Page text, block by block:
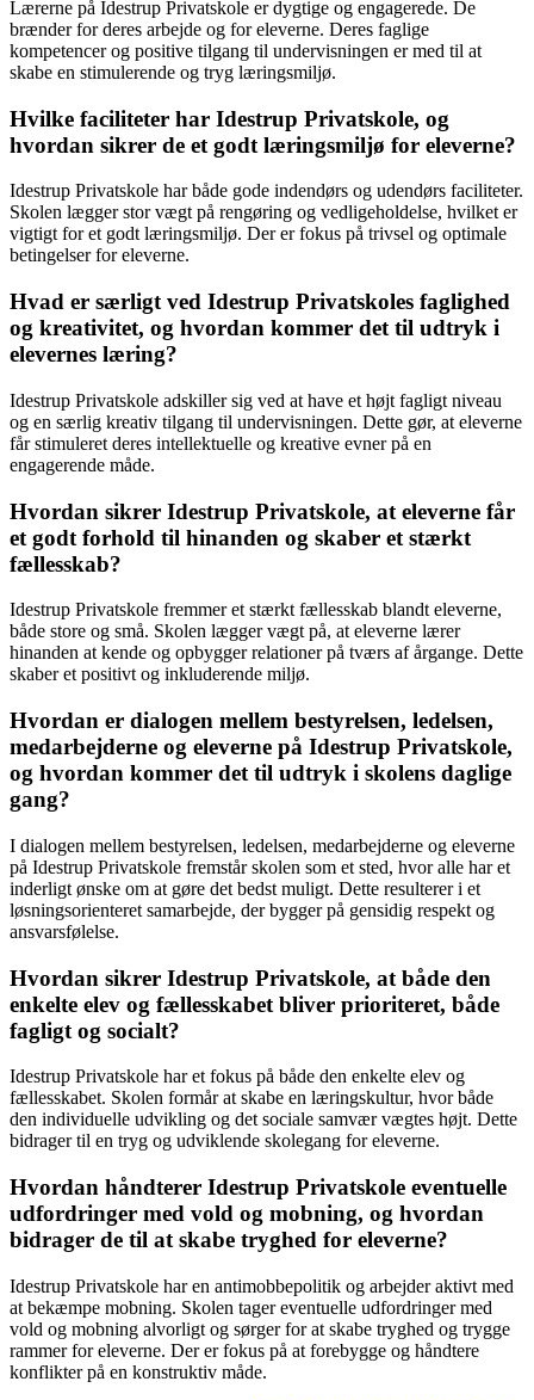
Lærerne på Idestrup Privatskole er dygtige og engagerede. De
brænder for deres arbejde og for eleverne. Deres faglige
kompetencer og positive tilgang til undervisningen er med til at
skabe en stimulerende og tryg læringsmiljø.
Hvilke faciliteter har Idestrup Privatskole, og
hvordan sikrer de et godt læringsmiljø for eleverne?
Idestrup Privatskole har både gode indendørs og udendørs faciliteter.
Skolen lægger stor vægt på rengøring og vedligeholdelse, hvilket er
vigtigt for et godt læringsmiljø. Der er fokus på trivsel og optimale
betingelser for eleverne.
Hvad er særligt ved Idestrup Privatskoles faglighed
og kreativitet, og hvordan kommer det til udtryk i
elevernes læring?
Idestrup Privatskole adskiller sig ved at have et højt fagligt niveau
og en særlig kreativ tilgang til undervisningen. Dette gør, at eleverne
får stimuleret deres intellektuelle og kreative evner på en
engagerende måde.
Hvordan sikrer Idestrup Privatskole, at eleverne får
et godt forhold til hinanden og skaber et stærkt
fællesskab?
Idestrup Privatskole fremmer et stærkt fællesskab blandt eleverne,
både store og små. Skolen lægger vægt på, at eleverne lærer
hinanden at kende og opbygger relationer på tværs af årgange. Dette
skaber et positivt og inkluderende miljø.
Hvordan er dialogen mellem bestyrelsen, ledelsen,
medarbejderne og eleverne på Idestrup Privatskole,
og hvordan kommer det til udtryk i skolens daglige
gang?
I dialogen mellem bestyrelsen, ledelsen, medarbejderne og eleverne
på Idestrup Privatskole fremstår skolen som et sted, hvor alle har et
inderligt ønske om at gøre det bedst muligt. Dette resulterer i et
løsningsorienteret samarbejde, der bygger på gensidig respekt og
ansvarsfølelse.
Hvordan sikrer Idestrup Privatskole, at både den
enkelte elev og fællesskabet bliver prioriteret, både
fagligt og socialt?
Idestrup Privatskole har et fokus på både den enkelte elev og
fællesskabet. Skolen formår at skabe en læringskultur, hvor både
den individuelle udvikling og det sociale samvær vægtes højt. Dette
bidrager til en tryg og udviklende skolegang for eleverne.
Hvordan håndterer Idestrup Privatskole eventuelle
udfordringer med vold og mobning, og hvordan
bidrager de til at skabe tryghed for eleverne?
Idestrup Privatskole har en antimobbepolitik og arbejder aktivt med
at bekæmpe mobning. Skolen tager eventuelle udfordringer med
vold og mobning alvorligt og sørger for at skabe tryghed og trygge
rammer for eleverne. Der er fokus på at forebygge og håndtere
konflikter på en konstruktiv måde.